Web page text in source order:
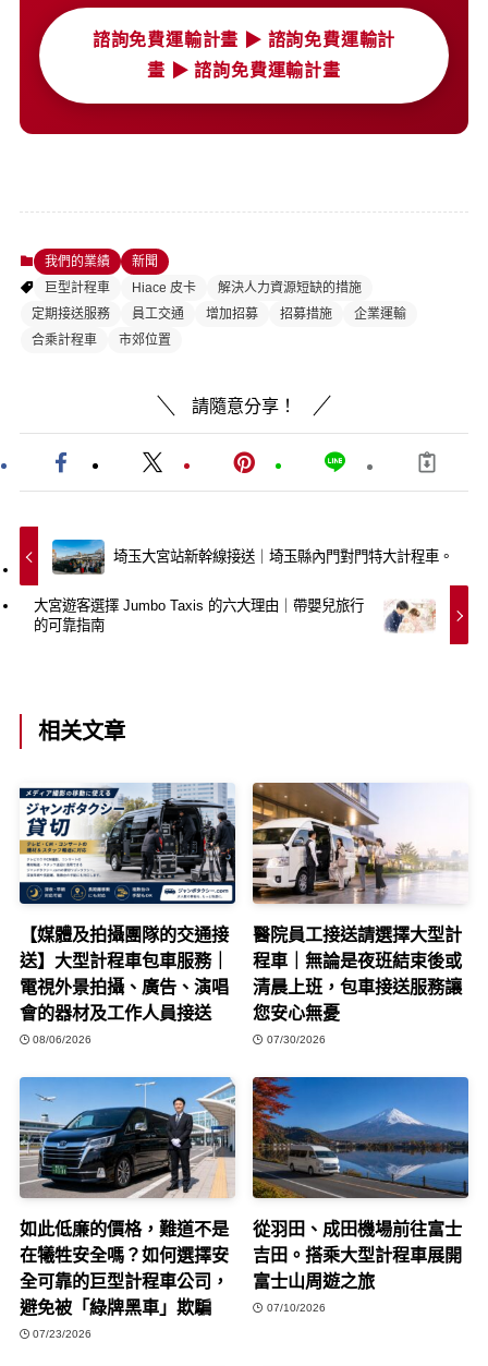
諮詢免費運輸計畫 ▶ 諮詢免費運輸計
畫 ▶ 諮詢免費運輸計畫
我們的業績
新聞
巨型計程車
Hiace 皮卡
解決人力資源短缺的措施
定期接送服務
員工交通 增加招募 招募措施
企業運輸
合乘計程車
市郊位置
請隨意分享！
埼玉大宮站新幹線接送｜埼玉縣內門對門特大計程車。
大宮遊客選擇 Jumbo Taxis 的六大理由｜帶嬰兒旅行
的可靠指南
相关文章
【媒體及拍攝團隊的交通接
送】大型計程車包車服務｜
電視外景拍攝、廣告、演唱
會的器材及工作人員接送
08/06/2026
醫院員工接送請選擇大型計
程車｜無論是夜班結束後或
清晨上班，包車接送服務讓
您安心無憂
07/30/2026
如此低廉的價格，難道不是
在犧牲安全嗎？如何選擇安
全可靠的巨型計程車公司，
避免被「綠牌黑車」欺騙
07/23/2026
從羽田、成田機場前往富士
吉田。搭乘大型計程車展開
富士山周遊之旅
07/10/2026